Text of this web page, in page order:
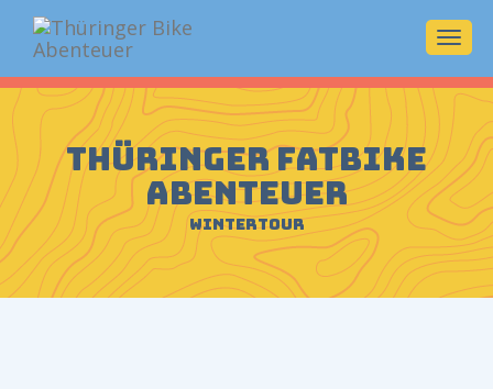
Thüringer Fatbike
Abenteuer
WinterTour